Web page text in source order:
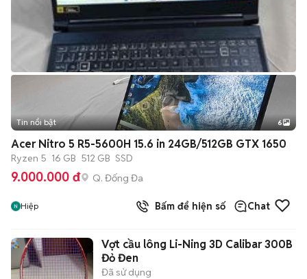
+2
Tin nổi bật 6
Acer Nitro 5 R5-5600H 15.6 in 24GB/512GB GTX 1650
Ryzen 5 16 GB 512 GB SSD
9.000.000 đ Q. Đống Đa
Hiệp Bấm để hiện số Chat
Vợt cầu lông Li-Ning 3D Calibar 300B
Đỏ Đen
Đã sử dụng